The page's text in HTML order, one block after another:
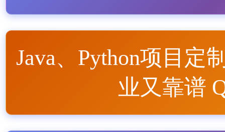
Java、Python项目定
业又靠谱